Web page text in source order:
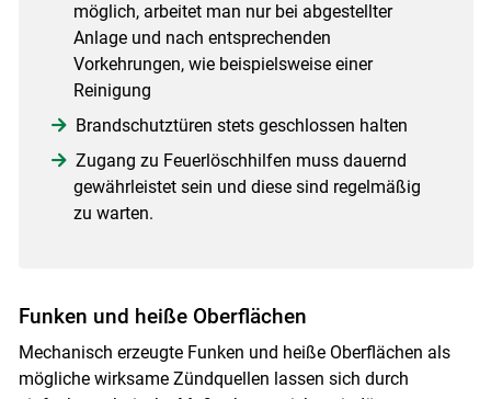
möglich, arbeitet man nur bei abgestellter
Anlage und nach entsprechenden
Vorkehrungen, wie beispielsweise einer
Reinigung
Brandschutztüren stets geschlossen halten
Zugang zu Feuerlöschhilfen muss dauernd
gewährleistet sein und diese sind regelmäßig
zu warten.
Funken und heiße Oberflächen
Mechanisch erzeugte Funken und heiße Oberflächen als
mögliche wirksame Zündquellen lassen sich durch